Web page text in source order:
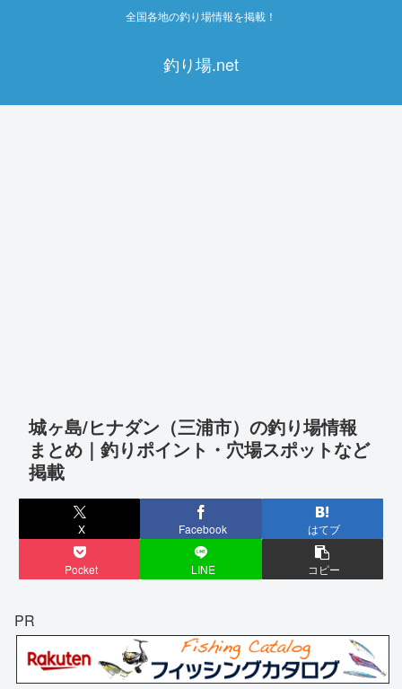
全国各地の釣り場情報を掲載！
釣り場.net
城ヶ島/ヒナダン（三浦市）の釣り場情報
まとめ｜釣りポイント・穴場スポットなど
掲載
X Facebook はてブ
Pocket LINE コピー
PR